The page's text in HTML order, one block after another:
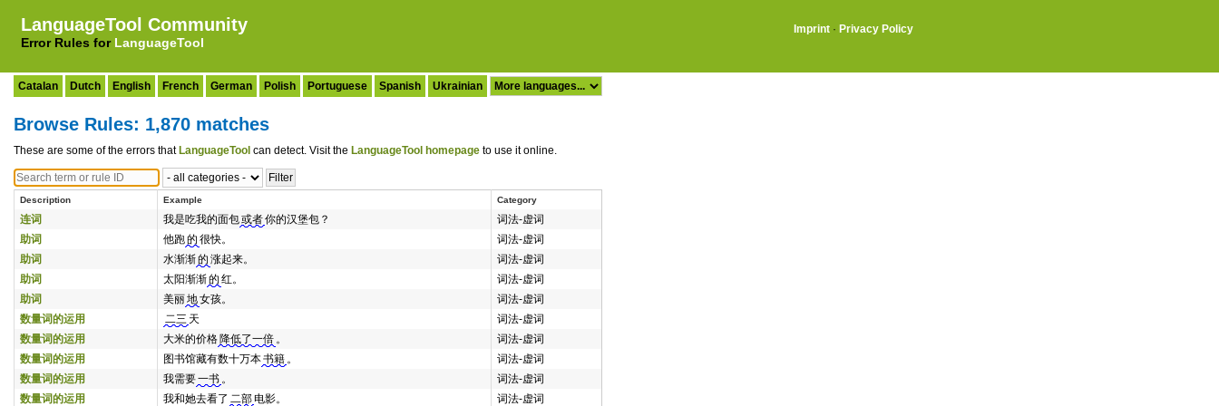
LanguageTool Community
Error Rules for LanguageTool
Imprint · Privacy Policy
Catalan Dutch English French German Polish Portuguese Spanish Ukrainian
Browse Rules: 1,870 matches
These are some of the errors that LanguageTool can detect. Visit the LanguageTool homepage to use it online.
Description Example Category
连词 我是吃我的面包或者你的汉堡包？
词法-虚词
助词
他跑的 很快。
词法-虚词
助词
水渐渐的 涨起来。
词法-虚词
助词
太阳渐渐的 红。
词法-虚词
助词
美丽地女孩。
词法-虚词
数量词的运用
二三 天
词法-虚词
数量词的运用
大米的价格 降低了一倍 。
词法-虚词
数量词的运用
图书馆藏有数十万本书籍 。
词法-虚词
数量词的运用
我需要一书 。
词法-虚词
数量词的运用
我和她去看了 二部电影。 词法-虚词